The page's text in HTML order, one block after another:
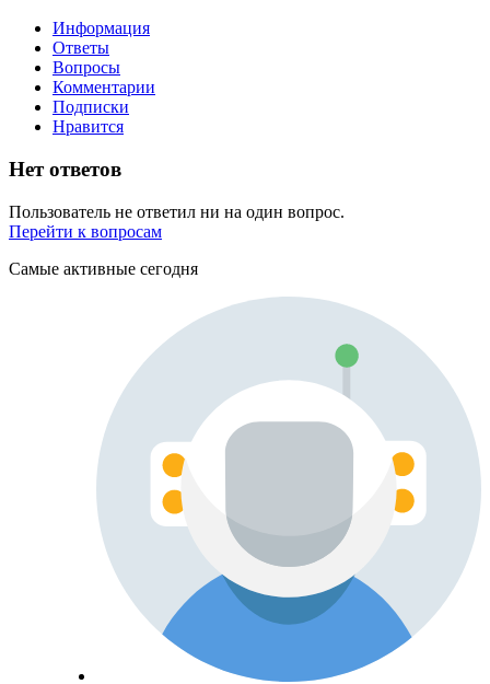
Информация
Ответы
Вопросы
Комментарии
Подписки
Нравится
Нет ответов
Пользователь не ответил ни на один вопрос.
Перейти к вопросам
Самые активные сегодня